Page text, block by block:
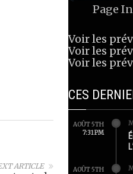
ARTICLE
Page
Voir les
Voir les
Voir les
CES
AOÛT 5TH
7:31 PM
AOÛT 5TH